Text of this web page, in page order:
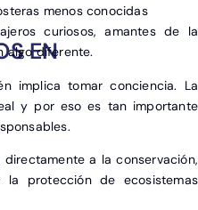
EN
menos conocidas
curiosos, amantes de la
algo diferente.
implica tomar conciencia. La
y por eso es tan importante
a la conservación,
protección de ecosistemas